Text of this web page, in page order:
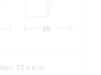
65
Max. 20 x 4 m